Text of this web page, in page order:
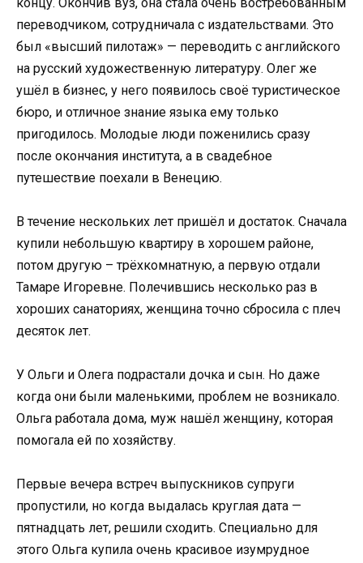
переводчиком, сотрудничала с издательствами. Это
был «высший пилотаж» — переводить с английского
на русский художественную литературу. Олег же
ушёл в бизнес, у него появилось своё туристическое
бюро, и отличное знание языка ему только
пригодилось. Молодые люди поженились сразу
после окончания института, а в свадебное
путешествие поехали в Венецию.
В течение нескольких лет пришёл и достаток. Сначала
купили небольшую квартиру в хорошем районе,
потом другую – трёхкомнатную, а первую отдали
Тамаре Игоревне. Полечившись несколько раз в
хороших санаториях, женщина точно сбросила с плеч
десяток лет.
У Ольги и Олега подрастали дочка и сын. Но даже
когда они были маленькими, проблем не возникало.
Ольга работала дома, муж нашёл женщину, которая
помогала ей по хозяйству.
Первые вечера встреч выпускников супруги
пропустили, но когда выдалась круглая дата —
пятнадцать лет, решили сходить. Специально для
этого Ольга купила очень красивое изумрудное